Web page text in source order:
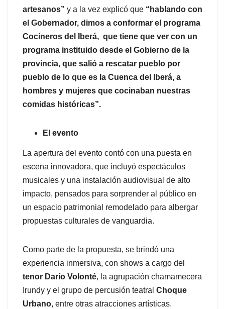
artesanos” y a la vez explicó que “hablando con
el Gobernador, dimos a conformar el programa
Cocineros del Iberá, que tiene que ver con un
programa instituido desde el Gobierno de la
provincia, que salió a rescatar pueblo por
pueblo de lo que es la Cuenca del Iberá, a
hombres y mujeres que cocinaban nuestras
comidas históricas”.
El evento
La apertura del evento contó con una puesta en
escena innovadora, que incluyó espectáculos
musicales y una instalación audiovisual de alto
impacto, pensados para sorprender al público en
un espacio patrimonial remodelado para albergar
propuestas culturales de vanguardia.
Como parte de la propuesta, se brindó una
experiencia inmersiva, con shows a cargo del
tenor Darío Volonté, la agrupación chamamecera
Irundy y el grupo de percusión teatral Choque
Urbano, entre otras atracciones artísticas.